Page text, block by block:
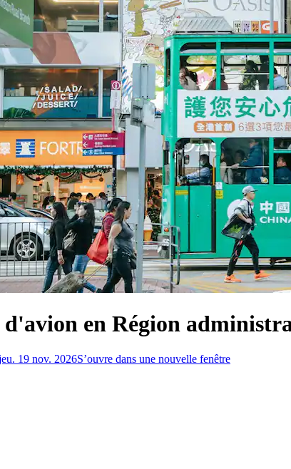
en Région
19 nov. 2026S’ouvre dans une nouvelle fenêtre